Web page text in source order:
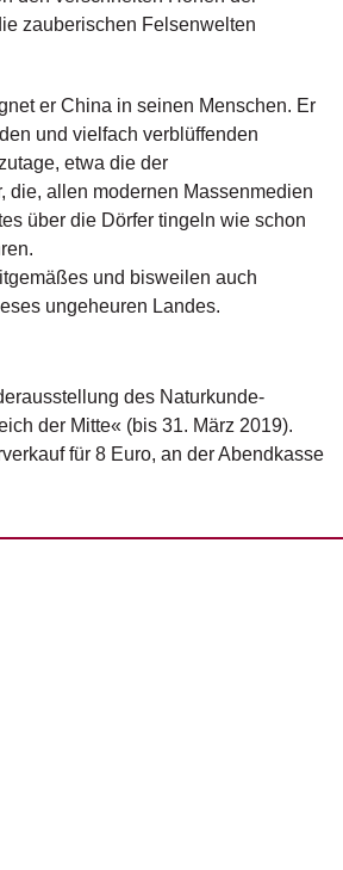
zauberischen Felsenwelten
er China in seinen Menschen. Er
und vielfach verblüffenden
etwa die der
die, allen modernen Massenmedien
über die Dörfer tingeln wie schon
und bisweilen auch
ungeheuren Landes.
des Naturkunde-
der Mitte« (bis 31. März 2019).
für 8 Euro, an der Abendkasse